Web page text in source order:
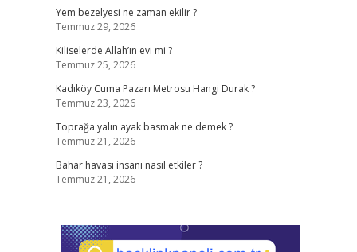
Yem bezelyesi ne zaman ekilir ?
Temmuz 29, 2026
Kiliselerde Allah’ın evi mi ?
Temmuz 25, 2026
Kadıköy Cuma Pazarı Metrosu Hangi Durak ?
Temmuz 23, 2026
Toprağa yalın ayak basmak ne demek ?
Temmuz 21, 2026
Bahar havası insanı nasıl etkiler ?
Temmuz 21, 2026